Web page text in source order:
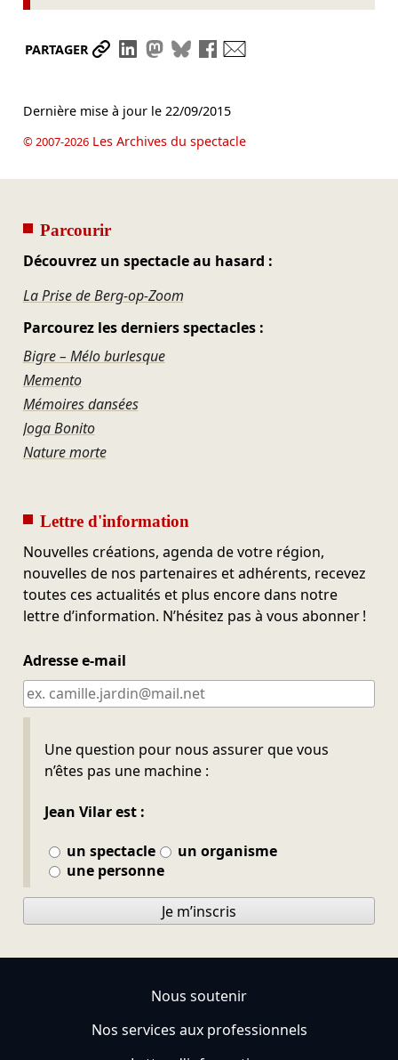
PARTAGER Partager le lien
Partager sur LinkedIn
Partager sur Mastodon
Partager sur Bluesky
Partager sur Facebook
Dernière mise à jour le 22/09/2015
© 2007-2026Les Archives du spectacle
Parcourir
Découvrez un spectacle au hasard :
La Prise de Berg-op-Zoom
Parcourez les derniers spectacles :
Bigre – Mélo burlesque
Memento
Mémoires dansées
Joga Bonito
Nature morte
Lettre d'information
Nouvelles créations, agenda de votre région,
nouvelles de nos partenaires et adhérents, recevez
toutes ces actualités et plus encore dans notre
lettre d’information. N’hésitez pas à vous abonner !
Adresse e-mail
Une question pour nous assurer que vous
n’êtes pas une machine :
Jean Vilar est :
un spectacle
un organisme
une personne
Ne pas remplir
Je m’inscris
Nous soutenir
Nos services aux professionnels